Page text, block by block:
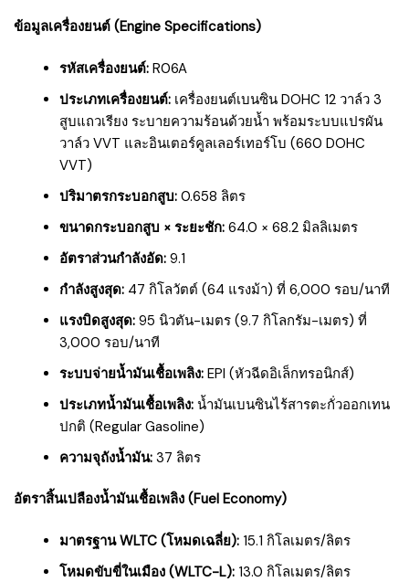
ข้อมูลเครื่องยนต์ (Engine Specifications)
รหัสเครื่องยนต์: R06A
ประเภทเครื่องยนต์: เครื่องยนต์เบนซิน DOHC 12 วาล์ว 3
สูบแถวเรียง ระบายความร้อนด้วยน้ำ พร้อมระบบแปรผัน
วาล์ว VVT และอินเตอร์คูลเลอร์เทอร์โบ (660 DOHC
VVT)
ปริมาตรกระบอกสูบ: 0.658 ลิตร
ขนาดกระบอกสูบ × ระยะชัก: 64.0 × 68.2 มิลลิเมตร
อัตราส่วนกำลังอัด: 9.1
กำลังสูงสุด: 47 กิโลวัตต์ (64 แรงม้า) ที่ 6,000 รอบ/นาที
แรงบิดสูงสุด: 95 นิวตัน-เมตร (9.7 กิโลกรัม-เมตร) ที่
3,000 รอบ/นาที
ระบบจ่ายน้ำมันเชื้อเพลิง: EPI (หัวฉีดอิเล็กทรอนิกส์)
ประเภทน้ำมันเชื้อเพลิง: น้ำมันเบนซินไร้สารตะกั่วออกเทน
ปกติ (Regular Gasoline)
ความจุถังน้ำมัน: 37 ลิตร
อัตราสิ้นเปลืองน้ำมันเชื้อเพลิง (Fuel Economy)
มาตรฐาน WLTC (โหมดเฉลี่ย): 15.1 กิโลเมตร/ลิตร
โหมดขับขี่ในเมือง (WLTC-L): 13.0 กิโลเมตร/ลิตร